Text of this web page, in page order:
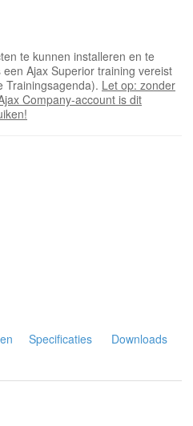
te kunnen installeren en te
Ajax Superior training vereist
Trainingsagenda). Let op: zonder
Company-account is dit
Specificaties
Downloads